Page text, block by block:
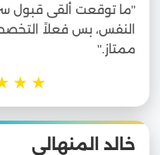
"ما توقعت ألقى قبول
النفس، بس فعلاً
ممتاز."
★
★
خالد المنهالي